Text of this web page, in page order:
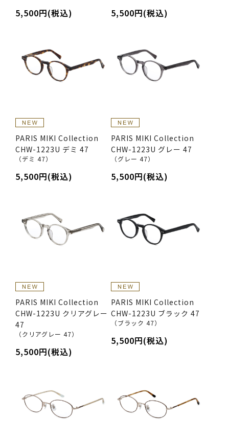
5,500円(税込) 5,500円(税込)
PARIS MIKI Collection
CHW-1223U デミ 47
（デミ 47）
5,500円(税込)
PARIS MIKI Collection
CHW-1223U グレー 47
（グレー 47）
5,500円(税込)
PARIS MIKI Collection
CHW-1223U クリアグレー
47
（クリアグレー 47）
5,500円(税込)
PARIS MIKI Collection
CHW-1223U ブラック 47
（ブラック 47）
5,500円(税込)